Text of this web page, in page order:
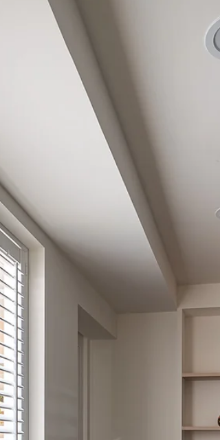
做住家設計18年了。 早期我也以為，把家設
計得漂亮就夠了。業主開心，我也滿意。但
來我發現，有一種現象一直在發生：客戶住
去半年、一年之後，那個家又回到亂的狀態
了。 不是設計不好。是因為空間的邏輯，和
這個人真實的生活，根本沒有接上。 漂亮的
家不一定是好住的家。這是我花了很多年才
正搞懂的事。 ▍動線，才是關鍵 家裡最影響
你心情的，不是牆壁的顏色，不是傢俱的品
牌，而是動線。 動線，簡單說就是你在家裡
每個動作的移動路徑。進門→放東西→換
去廚房→坐下來，這一連串的動作如果流暢
你不會有感覺。但如果哪個環節卡住了，你
天都在消耗情緒，卻說不清楚為什麼。 有個
客戶，她習慣進門先放包包，這是她十幾年
習慣。但家裡掛勾的位置在玄關最裡面，要